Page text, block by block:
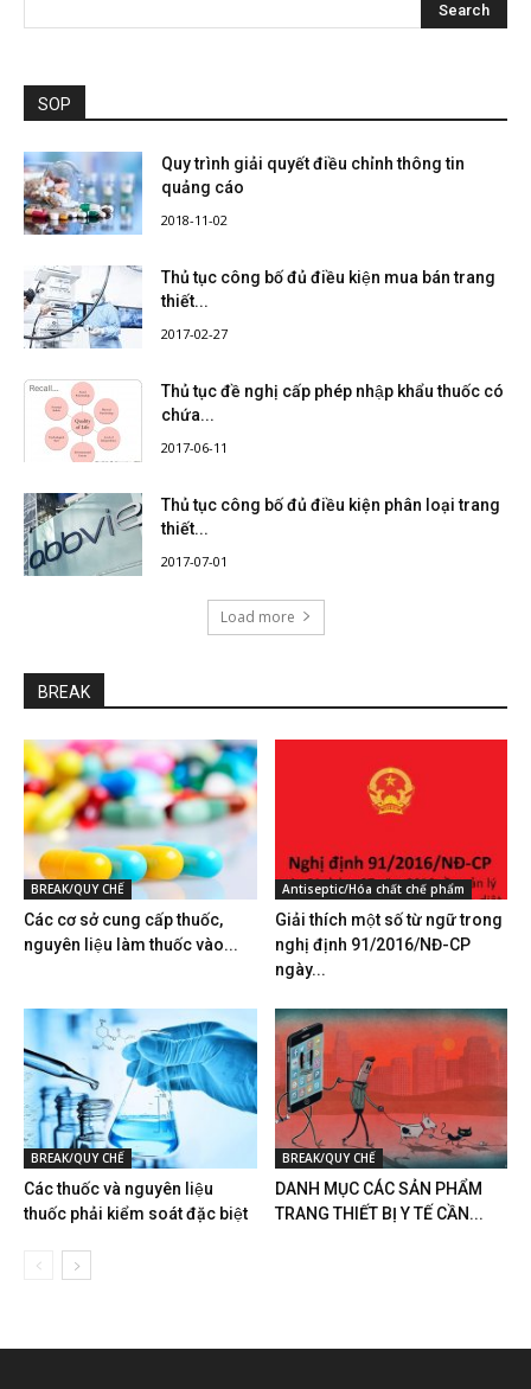
SOP
Quy trình giải quyết điều chỉnh thông tin
quảng cáo
2018-11-02
Thủ tục công bố đủ điều kiện mua bán trang
thiết...
2017-02-27
Thủ tục đề nghị cấp phép nhập khẩu thuốc có
chứa...
2017-06-11
Thủ tục công bố đủ điều kiện phân loại trang
thiết...
2017-07-01
Load more
BREAK
BREAK/QUY CHẾ
Các cơ sở cung cấp thuốc,
nguyên liệu làm thuốc vào...
Antiseptic/Hóa chất chế phẩm
Giải thích một số từ ngữ trong
nghị định 91/2016/NĐ-CP
ngày...
BREAK/QUY CHẾ
Các thuốc và nguyên liệu
thuốc phải kiểm soát đặc biệt
BREAK/QUY CHẾ
DANH MỤC CÁC SẢN PHẨM
TRANG THIẾT BỊ Y TẾ CẦN...